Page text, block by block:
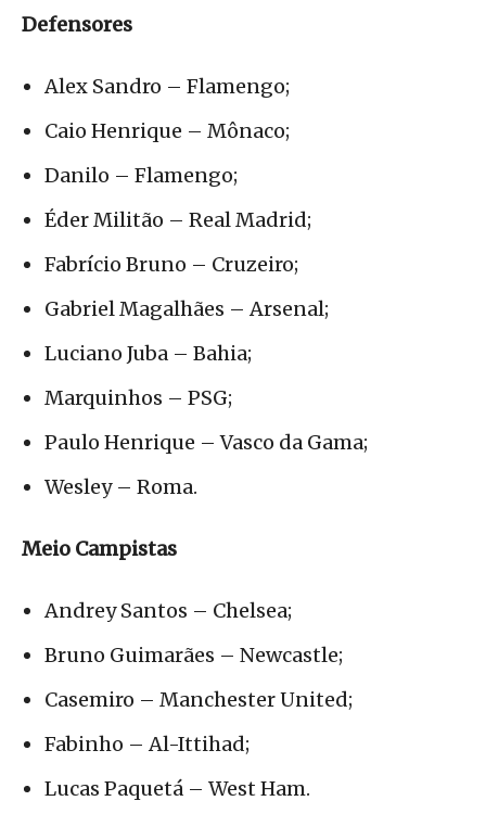
Defensores
Alex Sandro – Flamengo;
Caio Henrique – Mônaco;
Danilo – Flamengo;
Éder Militão – Real Madrid;
Fabrício Bruno – Cruzeiro;
Gabriel Magalhães – Arsenal;
Luciano Juba – Bahia;
Marquinhos – PSG;
Paulo Henrique – Vasco da Gama;
Wesley – Roma.
Meio Campistas
Andrey Santos – Chelsea;
Bruno Guimarães – Newcastle;
Casemiro – Manchester United;
Fabinho – Al-Ittihad;
Lucas Paquetá – West Ham.